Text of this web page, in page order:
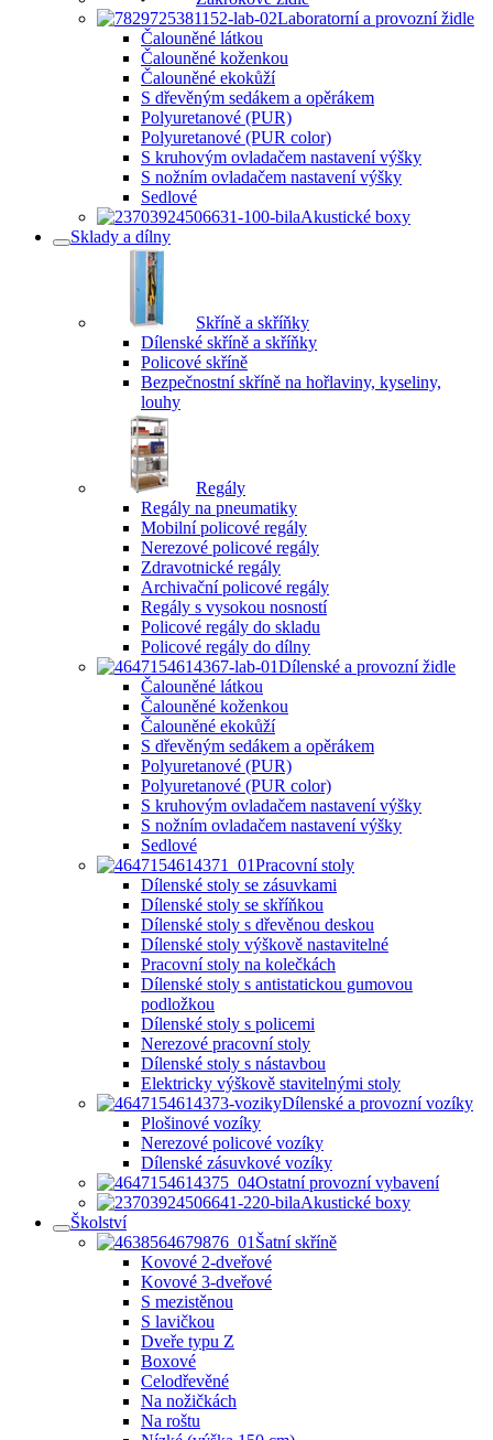
Laboratorní a provozní židle
Čalouněné látkou
Čalouněné koženkou
Čalouněné ekokůží
S dřevěným sedákem a opěrákem
Polyuretanové (PUR)
Polyuretanové (PUR color)
S kruhovým ovladačem nastavení výšky
S nožním ovladačem nastavení výšky
Sedlové
Akustické boxy
Sklady a dílny
Skříně a skříňky
Dílenské skříně a skříňky
Policové skříně
Bezpečnostní skříně na hořlaviny, kyseliny,
louhy
Regály
Regály na pneumatiky
Mobilní policové regály
Nerezové policové regály
Zdravotnické regály
Archivační policové regály
Regály s vysokou nosností
Policové regály do skladu
Policové regály do dílny
Dílenské a provozní židle
Čalouněné látkou
Čalouněné koženkou
Čalouněné ekokůží
S dřevěným sedákem a opěrákem
Polyuretanové (PUR)
Polyuretanové (PUR color)
S kruhovým ovladačem nastavení výšky
S nožním ovladačem nastavení výšky
Sedlové
Pracovní stoly
Dílenské stoly se zásuvkami
Dílenské stoly se skříňkou
Dílenské stoly s dřevěnou deskou
Dílenské stoly výškově nastavitelné
Pracovní stoly na kolečkách
Dílenské stoly s antistatickou gumovou
podložkou
Dílenské stoly s policemi
Nerezové pracovní stoly
Dílenské stoly s nástavbou
Elektricky výškově stavitelnými stoly
Dílenské a provozní vozíky
Plošinové vozíky
Nerezové policové vozíky
Dílenské zásuvkové vozíky
Ostatní provozní vybavení
Akustické boxy
Školství
Šatní skříně
Kovové 2-dveřové
Kovové 3-dveřové
S mezistěnou
S lavičkou
Dveře typu Z
Boxové
Celodřevěné
Na nožičkách
Na roštu